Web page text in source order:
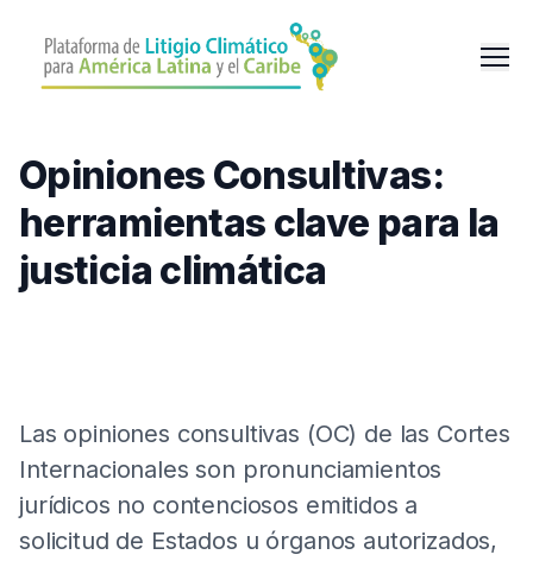
contenido
Opiniones Consultivas:
herramientas clave para la
justicia climática
Las opiniones consultivas (OC) de las Cortes
Internacionales son pronunciamientos
jurídicos no contenciosos emitidos a
solicitud de Estados u órganos autorizados,